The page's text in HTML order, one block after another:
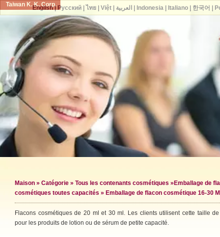
Taiwan K. K. Corp.
Maison » Catégorie » Tous les contenants cosmétiques » Emballage de
cosmétiques toutes capacités » Emballage de flacon cosmétique 16-30
Flacons cosmétiques de 20 ml et 30 ml. Les clients utilisent cette taille
pour les produits de lotion ou de sérum de petite capacité.
English| Русский| ไทย| Việt| العربية Indonesia| Italiano| 한국어